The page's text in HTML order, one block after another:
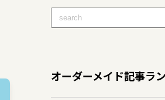
オーダーメイド記事ラ